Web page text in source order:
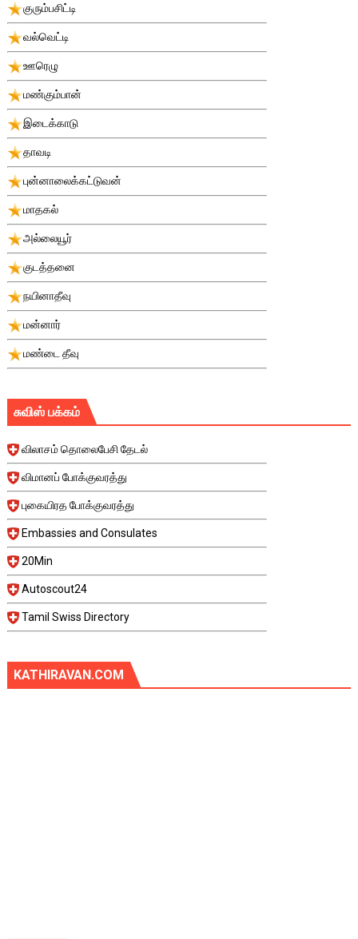
குரும்பசிட்டி
வல்வெட்டி
ஊரெழு
மண்கும்பான்
இடைக்காடு
தாவடி
புன்னாலைக்கட்டுவன்
மாதகல்
அல்லையூர்
குடத்தனை
நயினாதீவு
மன்னார்
மண்டை தீவு
சுவிஸ் பக்கம்
விலாசம் தொலைபேசி தேடல்
விமானப் போக்குவரத்து
புகையிரத போக்குவரத்து
Embassies and Consulates
20Min
Autoscout24
Tamil Swiss Directory
KATHIRAVAN.COM